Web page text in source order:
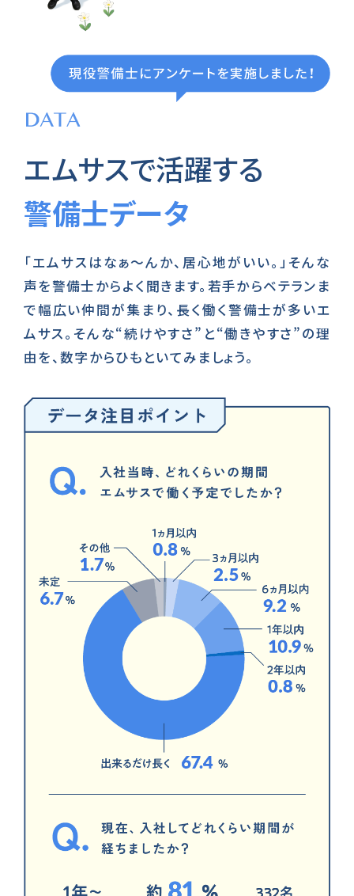
エムサスで活躍する
警備士データ
「エムサスはなぁ～んか、居心地がいい。」そんな
声を警備士からよく聞きます。若手からベテランま
で幅広い仲間が集まり、長く働く警備士が多いエ
ムサス。そんな“続けやすさ”と“働きやすさ”の理
由を、数字からひもといてみましょう。